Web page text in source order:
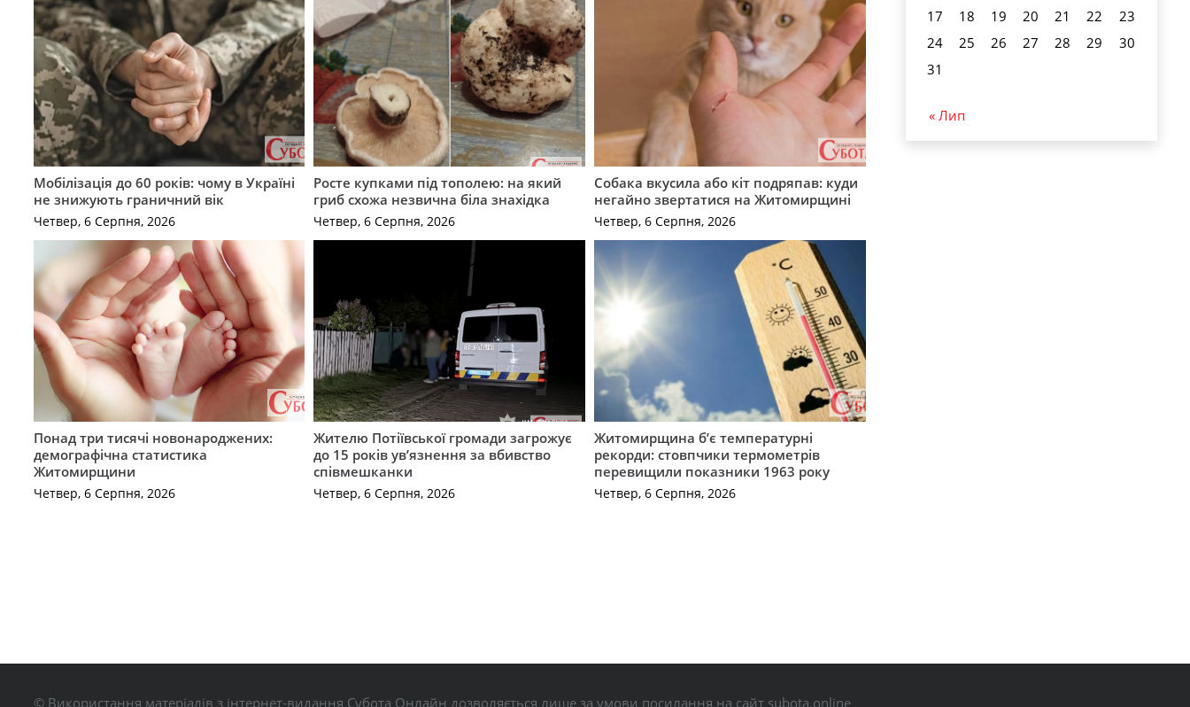
Мобілізація до 60 років: чому в Україні
не знижують граничний вік
Четвер, 6 Серпня, 2026
Росте купками під тополею: на який
гриб схожа незвична біла знахідка
Четвер, 6 Серпня, 2026
Собака вкусила або кіт подряпав: куди
негайно звертатися на Житомирщині
Четвер, 6 Серпня, 2026
Понад три тисячі новонароджених:
демографічна статистика
Житомирщини
Четвер, 6 Серпня, 2026
Жителю Потіївської громади загрожує
до 15 років ув’язнення за вбивство
співмешканки
Четвер, 6 Серпня, 2026
Житомирщина б’є температурні
рекорди: стовпчики термометрів
перевищили показники 1963 року
Четвер, 6 Серпня, 2026
17
18 19 20 21 22
23
24
25 26 27 28 29
30
31
« Лип
© Використання матеріалів з інтернет-видання Субота Онлайн дозволяється лише за умови посилання на сайт subota.online